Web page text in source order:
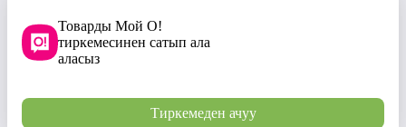
Товарды Мой О!
тиркемесинен сатып ала
аласыз
Тиркемеден ачуу